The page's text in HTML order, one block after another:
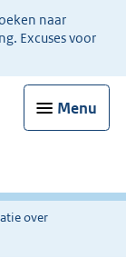
naar
Excuses voor
Menu
over